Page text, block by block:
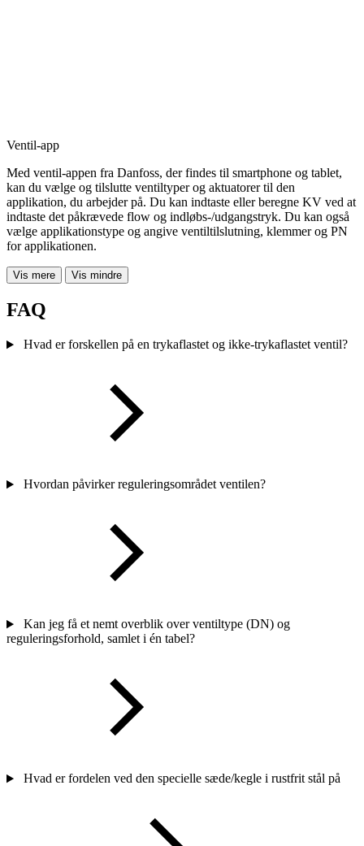
Ventil-app
Med ventil-appen fra Danfoss, der findes til smartphone og tablet,
kan du vælge og tilslutte ventiltyper og aktuatorer til den
applikation, du arbejder på. Du kan indtaste eller beregne KV ved at
indtaste det påkrævede flow og indløbs-/udgangstryk. Du kan også
vælge applikationstype og angive ventiltilslutning, klemmer og PN
for applikationen.
Vis mere Vis mindre
FAQ
Hvad er forskellen på en trykaflastet og ikke-trykaflastet ventil?
Hvordan påvirker reguleringsområdet ventilen?
Kan jeg få et nemt overblik over ventiltype (DN) og
reguleringsforhold, samlet i én tabel?
Hvad er fordelen ved den specielle sæde/kegle i rustfrit stål på